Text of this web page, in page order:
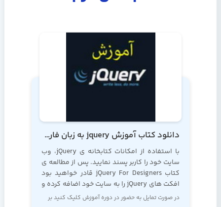
دانلود کتاب آموزش jquery به زبان فارسی
با استفاده از امکانات کتابخانه ی jQuery، وب
سایت خود را کاربر پسند نمایید. پس از مطالعه ی
کتاب jQuery For Designers قادر خواهید بود
افکت های jQuery را به سایت خود اضافه کرده و
قابلیت
در صورت تمایل به حضور در دوره آموزش کلیک کنید بر